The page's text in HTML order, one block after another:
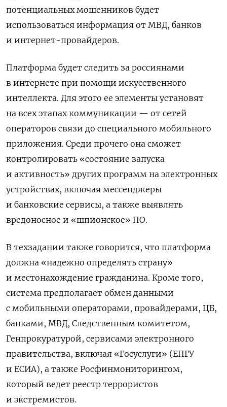
потенциальных мошенников будет
использоваться информация от МВД, банков
и интернет-провайдеров.
Платформа будет следить за россиянами
в интернете при помощи искусственного
интеллекта. Для этого ее элементы установят
на всех этапах коммуникации — от сетей
операторов связи до специального мобильного
приложения. Среди прочего она сможет
контролировать «состояние запуска
и активность» других программ на электронных
устройствах, включая мессенджеры
и банковские сервисы, а также выявлять
вредоносное и «шпионское» ПО.
В техзадании также говорится, что платформа
должна «надежно определять страну»
и местонахождение гражданина. Кроме того,
система предполагает обмен данными
с мобильными операторами, провайдерами, ЦБ,
банками, МВД, Следственным комитетом,
Генпрокуратурой, сервисами электронного
правительства, включая «Госуслуги» (ЕПГУ
и ЕСИА), а также Росфинмониторингом,
который ведет реестр террористов
и экстремистов.